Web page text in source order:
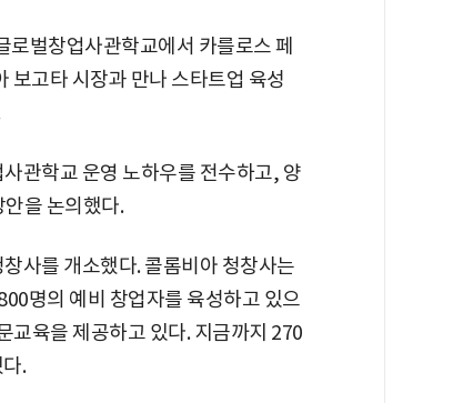
벌창업사관학교에서 카를로스 페
고타 시장과 만나 스타트업 육성
관학교 운영 노하우를 전수하고, 양
을 논의했다.
사를 개소했다. 콜롬비아 청창사는
명의 예비 창업자를 육성하고 있으
교육을 제공하고 있다. 지금까지 270
.